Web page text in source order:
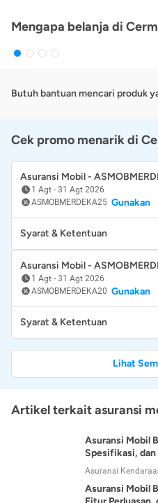
Mengapa belanja di
Butuh bantuan mencari produk
Cek promo menarik di
Asuransi Mobil -
1 Agt - 31 Agt 2026
ASMOBMERDEKA25 Gunakan
Syarat & Ketentuan
Asuransi Mobil -
1 Agt - 31 Agt 2026
ASMOBMERDEKA20 Gunakan
Syarat & Ketentuan
Lihat
Artikel terkait asuransi
Asuransi Mobil
Spesifikasi, dan
Asuransi
Asuransi Mobil